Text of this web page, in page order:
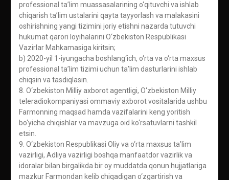
professional ta’lim muassasalarining o‘qituvchi va ishlab
chiqarish ta’lim ustalarini qayta tayyorlash va malakasini
oshirishning yangi tizimini joriy etishni nazarda tutuvchi
hukumat qarori loyihalarini O‘zbekiston Respublikasi
Vazirlar Mahkamasiga kiritsin;
b) 2020-yil 1-iyungacha boshlang‘ich, o‘rta va o‘rta maxsus
professional ta’lim tizimi uchun ta’lim dasturlarini ishlab
chiqsin va tasdiqlasin.
8. O‘zbekiston Milliy axborot agentligi, O‘zbekiston Milliy
teleradiokompaniyasi ommaviy axborot vositalarida ushbu
Farmonning maqsad hamda vazifalarini keng yoritish
bo‘yicha chiqishlar va mavzuga oid ko‘rsatuvlarni tashkil
etsin.
9. O‘zbekiston Respublikasi Oliy va o‘rta maxsus ta’lim
vazirligi, Adliya vazirligi boshqa manfaatdor vazirlik va
idoralar bilan birgalikda bir oy muddatda qonun hujjatlariga
mazkur Farmondan kelib chiqadigan o‘zgartirish va